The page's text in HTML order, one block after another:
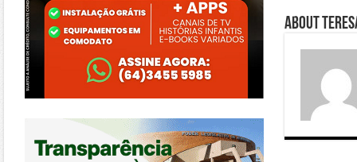
About
https://morrinhos.go.leg.br/